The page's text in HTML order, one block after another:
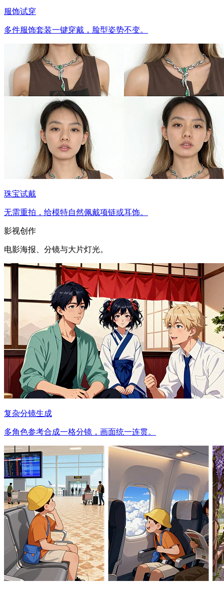
服饰试穿
多件服饰套装一键穿戴，脸型姿势不变。
珠宝试戴
无需重拍，给模特自然佩戴项链或耳饰。
影视创作
电影海报、分镜与大片灯光。
复杂分镜生成
多角色参考合成一格分镜，画面统一连贯。